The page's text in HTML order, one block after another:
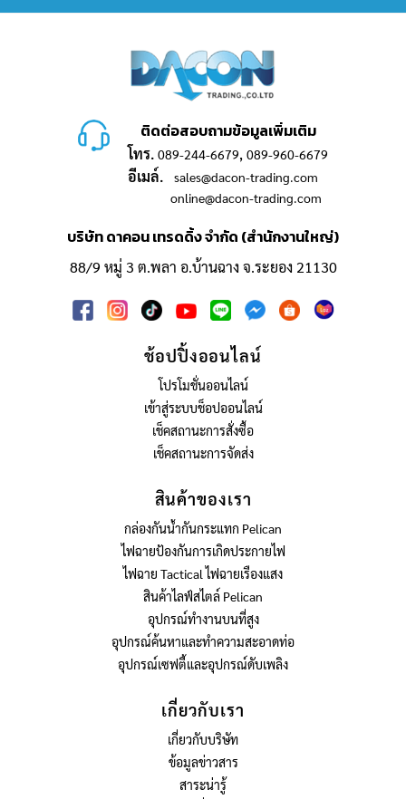
ติดต่อสอบถามข้อมูลเพิ่มเติม
โทร. 089-244-6679, 089-960-6679
อีเมล์.
sales@dacon-trading.com
online@dacon-trading.com
บริษัท ดาคอน เทรดดิ้ง จำกัด (สำนักงานใหญ่)
88/9 หมู่ 3 ต.พลา อ.บ้านฉาง จ.ระยอง 21130
ช้อปปิ้งออนไลน์
โปรโมชั่นออนไลน์
เข้าสู่ระบบช็อปออนไลน์
เช็คสถานะการสั่งซื้อ
เช็คสถานะการจัดส่ง
สินค้าของเรา
กล่องกันน้ำกันกระแทก Pelican
ไฟฉายป้องกันการเกิดประกายไฟ
ไฟฉาย Tactical ไฟฉายเรืองแสง
สินค้าไลฟ์สไตล์ Pelican
อุปกรณ์ทำงานบนที่สูง
อุปกรณ์ค้นหาและทำความสะอาดท่อ
อุปกรณ์เซฟตี้และอุปกรณ์ดับเพลิง
เกี่ยวกับเรา
เกี่ยวกับบริษัท
ข้อมูลข่าวสาร
สาระน่ารู้